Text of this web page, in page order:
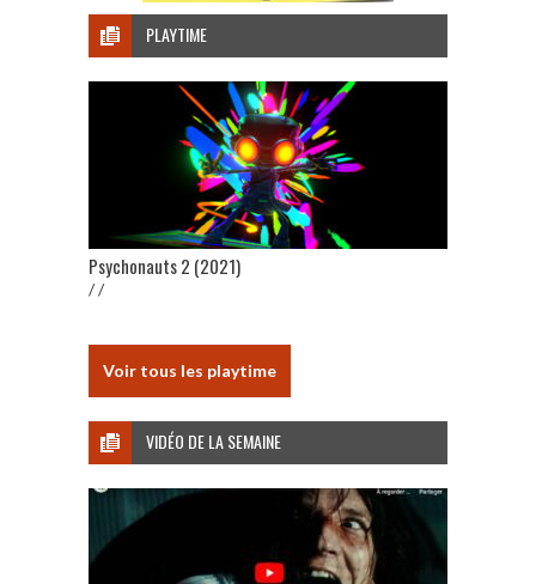
PLAYTIME
Psychonauts 2 (2021)
/ /
Voir tous les playtime
VIDÉO DE LA SEMAINE